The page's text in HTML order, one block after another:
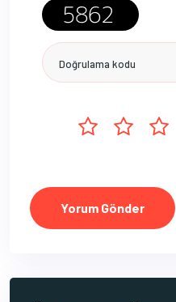
Yorum Gönder